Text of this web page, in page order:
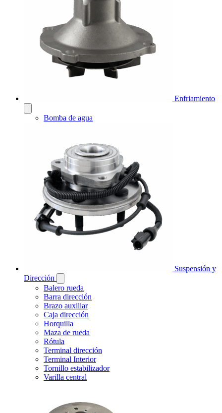
Enfriamiento
Bomba de agua
Suspensión y
Dirección
Balero rueda
Barra dirección
Brazo auxiliar
Caja dirección
Horquilla
Maza de rueda
Rótula
Terminal dirección
Terminal Interior
Tornillo estabilizador
Varilla central